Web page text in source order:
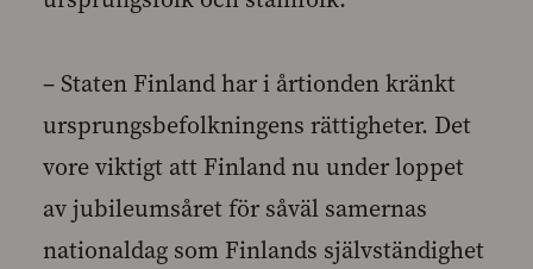
– Staten Finland har i årtionden kränkt
ursprungsbefolkningens rättigheter. Det
vore viktigt att Finland nu under loppet
av jubileumsåret för såväl samernas
nationaldag som Finlands självständighet